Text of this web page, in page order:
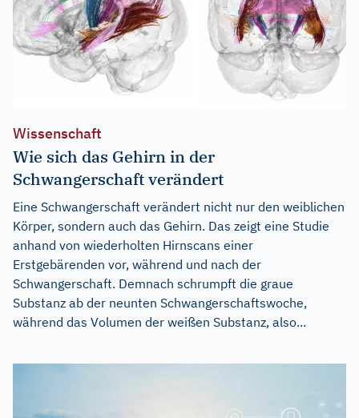
Wissenschaft
Wie sich das Gehirn in der
Schwangerschaft verändert
Eine Schwangerschaft verändert nicht nur den weiblichen
Körper, sondern auch das Gehirn. Das zeigt eine Studie
anhand von wiederholten Hirnscans einer
Erstgebärenden vor, während und nach der
Schwangerschaft. Demnach schrumpft die graue
Substanz ab der neunten Schwangerschaftswoche,
während das Volumen der weißen Substanz, also...